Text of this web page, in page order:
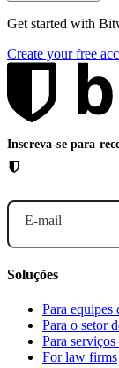
Get started with
Create your free
Inscreva-se para
E-mail
Soluções
Para equipes
Para o setor
Para
For law firms